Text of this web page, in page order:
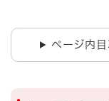
ページ内目